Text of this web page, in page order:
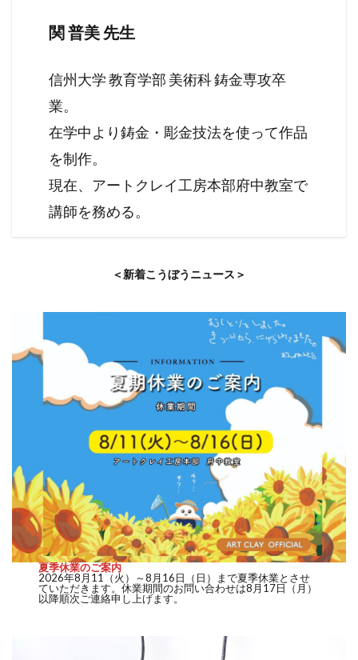
関 普美 先生
信州大学 教育学部 美術科 鋳金専攻卒
業。
在学中より鋳金・彫金技法を使って作品
を制作。
現在、アートクレイ工房本部府中教室で
講師を務める。
＜新着こうぼうニュース＞
夏季休業のご案内
2026年8月11（火）～8月16日（日）まで夏季休業とさせ
ていただきます。休業期間のお問い合わせは8月17日（月）
以降順次ご連絡申し上げます。